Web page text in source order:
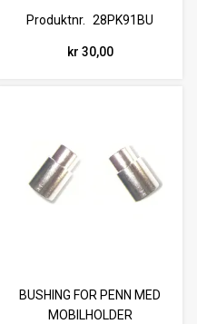
Produktnr.
28PK91BU
kr 30,00
BUSHING FOR PENN MED
MOBILHOLDER